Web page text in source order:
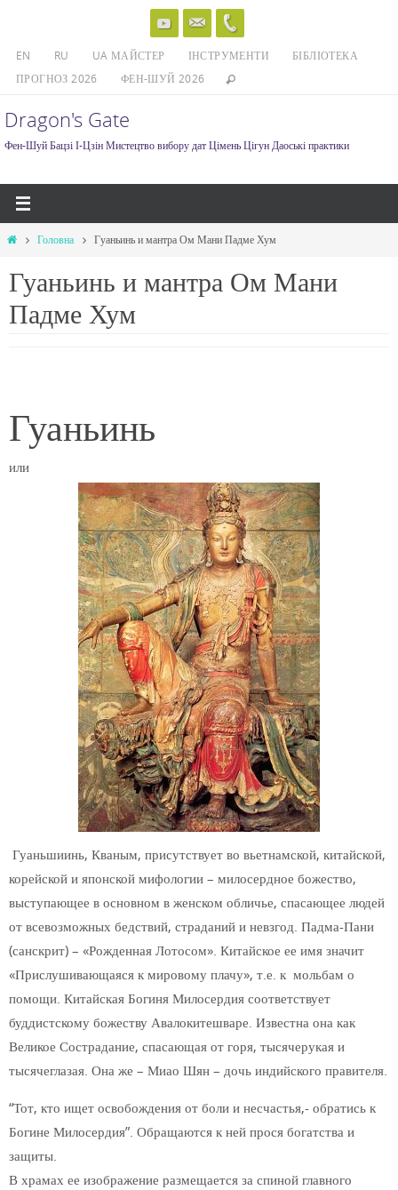
content
EN RU UA МАЙСТЕР ІНСТРУМЕНТИ
БІБЛІОТЕКА
ПРОГНОЗ 2026
ФЕН-ШУЙ 2026
Dragon's Gate
Фен-Шуй Бацзі І-Цзін Мистецтво вибору дат Цімень Цігун Даоські практики
HomeГоловна Гуаньинь и мантра Ом Мани Падме Хум
Гуаньинь и мантра Ом Мани
Падме Хум
Гуаньинь
или
Гуаньшиинь, Кваным, присутствует во вьетнамской, китайской,
корейской и японской мифологии – милосердное божество,
выступающее в основном в женском обличье, спасающее людей
от всевозможных бедствий, страданий и невзгод. Падма-Пани
(санскрит) – «Рожденная Лотосом». Китайское ее имя значит
«Прислушивающаяся к мировому плачу», т.е. к мольбам о
помощи. Китайская Богиня Милосердия соответствует
буддистскому божеству Авалокитешваре. Известна она как
Великое Сострадание, спасающая от горя, тысячерукая и
тысячеглазая. Она же – Миао Шян – дочь индийского правителя.
“Тот, кто ищет освобождения от боли и несчастья,- обратись к
Богине Милосердия”. Обращаются к ней прося богатства и
защиты.
В храмах ее изображение размещается за спиной главного